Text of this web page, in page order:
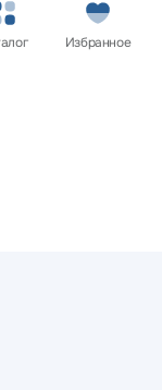
Избранное